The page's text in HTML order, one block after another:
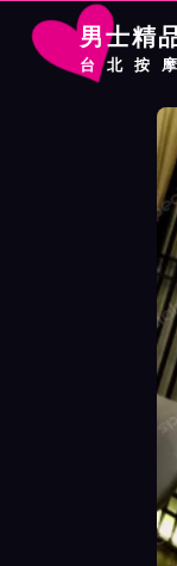
男士精
台北按